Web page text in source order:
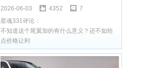
上市/6月购车权益公布
2026-06-03 4352
7
星魂331评论：
不知道这个尾翼加的有什么意义？还不如给
点价格让利